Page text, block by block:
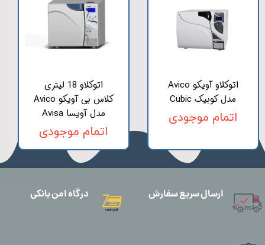
اتوکلاو آویکو Avico
مدل کوبیک Cubic
اتمام موجودی
اتوکلاو 18 لیتری
کلاس بی آویکو Avico
مدل آویسا Avisa
اتمام موجودی
ارسال سریع سفارش درگاه امن بانکی